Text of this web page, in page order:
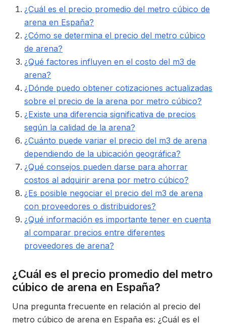
¿Cuál es el precio promedio del metro cúbico de
arena en España?
¿Cómo se determina el precio del metro cúbico
de arena?
¿Qué factores influyen en el costo del m3 de
arena?
¿Dónde puedo obtener cotizaciones actualizadas
sobre el precio de la arena por metro cúbico?
¿Existe una diferencia significativa de precios
según la calidad de la arena?
¿Cuánto puede variar el precio del m3 de arena
dependiendo de la ubicación geográfica?
¿Qué consejos pueden darse para ahorrar
costos al adquirir arena por metro cúbico?
¿Es posible negociar el precio del m3 de arena
con proveedores o distribuidores?
¿Qué información es importante tener en cuenta
al comparar precios entre diferentes
proveedores de arena?
¿Cuál es el precio promedio del metro
cúbico de arena en España?
Una pregunta frecuente en relación al precio del
metro cúbico de arena en España es: ¿Cuál es el